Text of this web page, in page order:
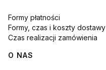
Formy płatności
Formy, czas i koszty dostawy
Czas realizacji zamówienia
O NAS